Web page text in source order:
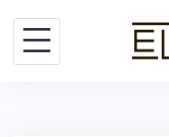
content